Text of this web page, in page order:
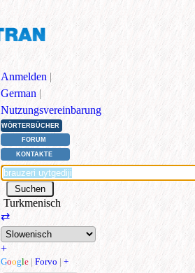
Anmelden |
German |
Nutzungsvereinbarung
WÖRTERBÜCHER
FORUM
KONTAKTE
Turkmenisch
⇄
+
Google | Forvo | +